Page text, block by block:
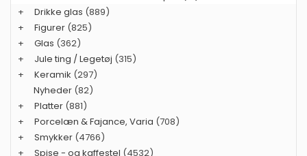
+
Drikke glas (889)
+
Figurer (825)
+
Glas (362)
+
Jule ting / Legetøj (315)
+
Keramik (297)
Nyheder (82)
+
Platter (881)
+
Porcelæn & Fajance, Varia (708)
+
Smykker (4766)
+
Spise - og kaffestel (4532)